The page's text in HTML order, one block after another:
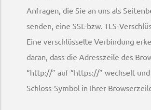
Anfragen, die Sie an uns als
senden, eine SSL-bzw. TLS-
Eine verschlüsselte Verbindung
daran, dass die Adresszeile des
“http://” auf “https://” wechselt
Schloss-Symbol in Ihrer